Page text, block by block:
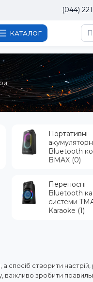
(044)
КАТАЛОГ
Портативні
Bluetooth
BMAX (0)
Переносні
Bluetooth
системи
Karaoke (1)
спосіб створити
важливо зробити